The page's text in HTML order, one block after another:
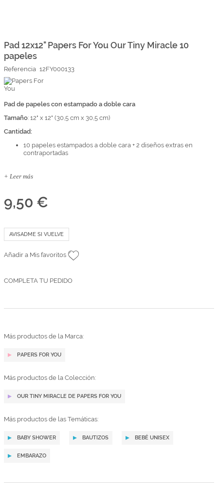
Top Ventas
Somos Kimidori
comienzo
la
galería
imágenes
Pad 12x12" Papers For You Our Tiny Miracle 10
papeles
Referencia 12FY000133
Pad de papeles con estampado a doble cara
Tamaño: 12" x 12" (30,5 cm x 30,5 cm)
Cantidad:
10 papeles estampados a doble cara + 2 diseños extras en
contraportadas
+ Leer más
9,50 €
AVISADME SI VUELVE
Añadir a Mis favoritos
COMPLETA TU PEDIDO
Más productos de la Marca:
PAPERS FOR YOU
Más productos de la Colección:
OUR TINY MIRACLE DE PAPERS FOR YOU
Más productos de las Temáticas:
BABY SHOWER BAUTIZOS BEBÉ UNISEX
EMBARAZO